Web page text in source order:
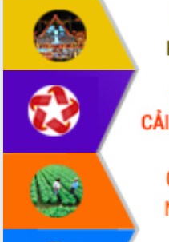
Tháo gỡ những vướng mắc, đẩy mạnh
công tác cải cách thủ tục hành chính
tại Trung tâm Phục vụ hành chính
công tỉnh
Đắk Lắk: Tôn vinh 46 giải pháp tại Hội
thi Sáng tạo Kỹ thuật 2024 - 2025
Đắk Lắk rà soát, điều chỉnh Đề án 190
về phát triển nuôi trồng thủy sản
Phó Chủ tịch UBND tỉnh Đắk Lắk
Trương Công Thái kiểm tra thực địa
Dự án cao tốc Khánh Hòa - Buôn Ma
Thuột
Định vị cà phê Việt Nam như một “di
sản sống” trong dòng chảy toàn cầu